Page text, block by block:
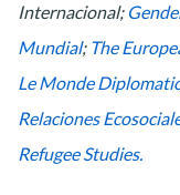
Internacional;
Mundial; The
Le Monde Diplomatic
Relaciones
Refugee Studies.